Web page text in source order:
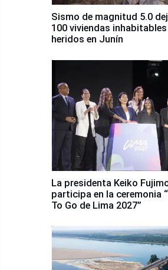
Sismo de magnitud 5.0
100 viviendas inhabitables
heridos en Junín
La presidenta Keiko
participa en la ceremonia
To Go de Lima 2027”